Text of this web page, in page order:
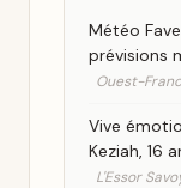
Météo
prévisions
Ouest-
Vive
Keziah, 16
L'Essor